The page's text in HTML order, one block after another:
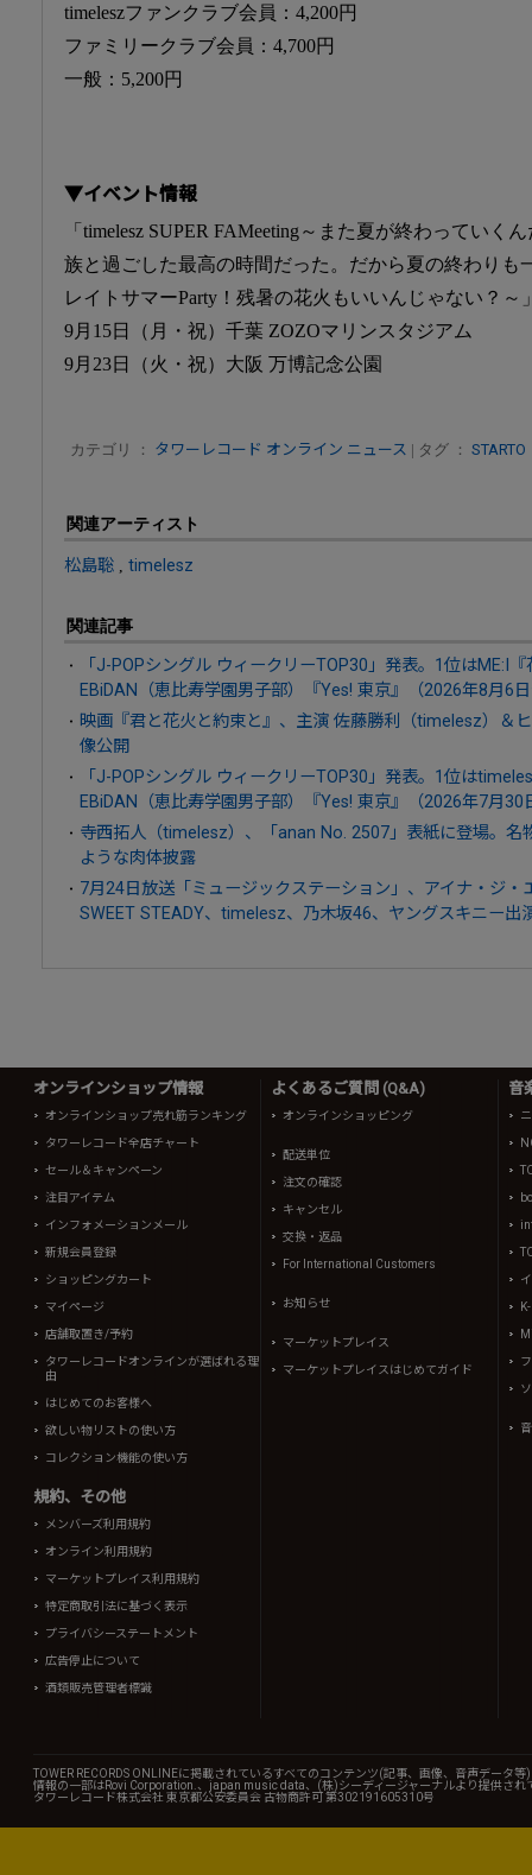
timeleszファンクラブ会員：4,200円
ファミリークラブ会員：4,700円
一般：5,200円
▼イベント情報
「timelesz SUPER FAMeeting～また夏が終わっていく
族と過ごした最高の時間だった。だから夏の終わりも
レイトサマーParty！残暑の花火もいいんじゃない？～
9月15日（月・祝）千葉 ZOZOマリンスタジアム
9月23日（火・祝）大阪 万博記念公園
カテゴリ ： タワーレコード オンライン ニュース | タグ ： STARTO
関連アーティスト
松島聡 timelesz
関連記事
「J-POPシングル ウィークリーTOP30」発表。1位はME:I
EBiDAN（恵比寿学園男子部）『Yes! 東京』（2026年8月6
映画『君と花火と約束と』、主演 佐藤勝利（timelesz）＆
像公開
「J-POPシングル ウィークリーTOP30」発表。1位は
EBiDAN（恵比寿学園男子部）『Yes! 東京』（2026年7月30
寺西拓人（timelesz）、「anan No. 2507」表紙に登場。名
ような肉体披露
7月24日放送「ミュージックステーション」、アイナ・ジ・
SWEET STEADY、timelesz、乃木坂46、ヤングスキニー出
オンラインショップ情報
オンラインショップ売れ筋ランキング
タワーレコード全店チャート
セール＆キャンペーン
注目アイテム
インフォメーションメール
新規会員登録
ショッピングカート
マイページ
店舗取置き/予約
タワーレコードオンラインが選ばれる理
由
はじめてのお客様へ
欲しい物リストの使い方
コレクション機能の使い方
規約、その他
メンバーズ利用規約
オンライン利用規約
マーケットプレイス利用規約
特定商取引法に基づく表示
プライバシーステートメント
広告停止について
酒類販売管理者標識
よくあるご質問 (Q&A)
オンラインショッピング
配送単位
注文の確認
キャンセル
交換・返品
For International Customers
お知らせ
マーケットプレイス
マーケットプレイスはじめてガイド
音
TOWER RECORDS ONLINEに掲載されているすべてのコンテンツ(記事、画像、音声データ
情報の一部はRovi Corporation.、japan music data、(株)シーディージャーナルより提供され
タワーレコード株式会社 東京都公安委員会 古物商許可 第302191605310号